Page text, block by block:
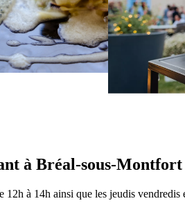
à Bréal-sous-Montfort
à 14h ainsi que les jeudis vendredis